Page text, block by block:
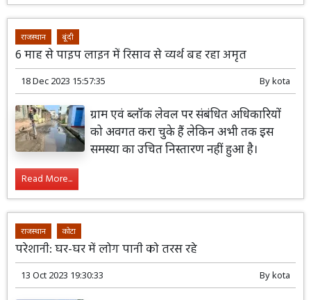
राजस्थान बूंदी
6 माह से पाइप लाइन में रिसाव से व्यर्थ बह रहा अमृत
18 Dec 2023 15:57:35 Bykota
ग्राम एवं ब्लॉक लेवल पर संबंधित अधिकारियों
को अवगत करा चुके हैं लेकिन अभी तक इस
समस्या का उचित निस्तारण नहीं हुआ है।
Read More...
राजस्थान कोटा
परेशानी: घर-घर में लोग पानी को तरस रहे
13 Oct 2023 19:30:33 Bykota